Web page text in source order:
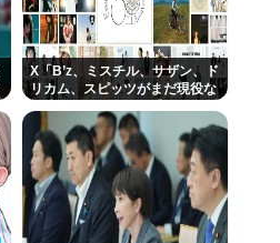
たら出られなくてワロタ
てない理由
の「テレビ離れ」が始まっ
知らない女子アナと結婚
前、決まるw w w w w w w w
X「B’z、ミスチル、サザン、ド
リカム、スピッツがまだ現役な
にやれてるだろうか？」